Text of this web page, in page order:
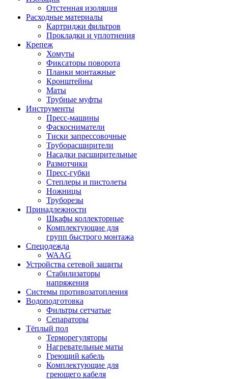
Отстенная изоляция
Расходные материалы
Картриджи фильтров
Прокладки и уплотнения
Крепеж
Хомуты
Фиксаторы поворота
Планки монтажные
Кронштейны
Маты
Трубные муфты
Инструменты
Пресс-машины
Фаскосниматели
Тиски запрессовочные
Труборасширители
Насадки расширительные
Размотчики
Пресс-губки
Степлеры и пистолеты
Ножницы
Труборезы
Принадлежности
Шкафы коллекторные
Комплектующие для
групп быстрого монтажа
Спецодежда
WAAG
Устройства сетевой защиты
Стабилизаторы
напряжения
Системы противозатопления
Водоподготовка
Фильтры сетчатые
Сепараторы
Тёплый пол
Терморегуляторы
Нагревательные маты
Греющий кабель
Комплектующие для
греющего кабеля